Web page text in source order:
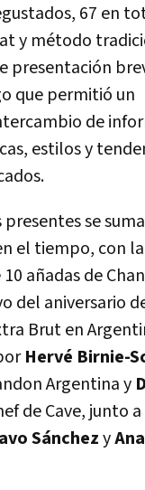
67 en
y método
presentación
que permitió un
de
estilos y
se
el tiempo, con la
añadas de
del aniversario
Brut en
Hervé Birnie-
Argentina y
de Cave, junto
Sánchezy